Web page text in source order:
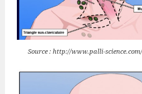
Source : http://www.palli-